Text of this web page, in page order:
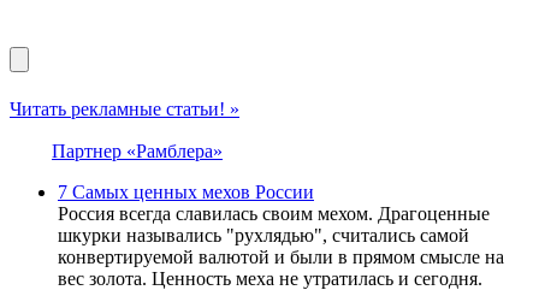
Читать рекламные статьи! »
Партнер «Рамблера»
7 Самых ценных мехов России
Россия всегда славилась своим мехом. Драгоценные
шкурки назывались "рухлядью", считались самой
конвертируемой валютой и были в прямом смысле на
вес золота. Ценность меха не утратилась и сегодня.